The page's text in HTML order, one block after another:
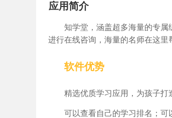
应用简介
知学堂，涵盖超多海量的专
进行在线咨询，海量的名师在这里
软件优势
精选优质学习应用，为孩子
可以查看自己的学习排名；可